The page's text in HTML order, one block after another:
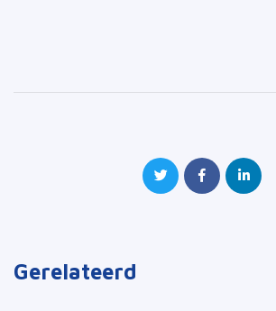
Gerelateerd